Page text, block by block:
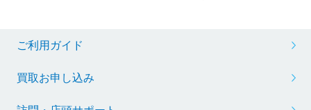
ご利用ガイド
買取お申し込み